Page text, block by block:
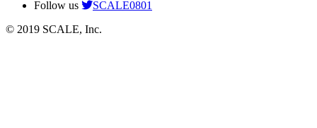
Follow us
SCALE0801
© 2019 SCALE, Inc.